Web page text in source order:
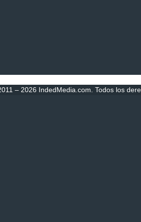
– 2026 IndedMedia.com. Todos los